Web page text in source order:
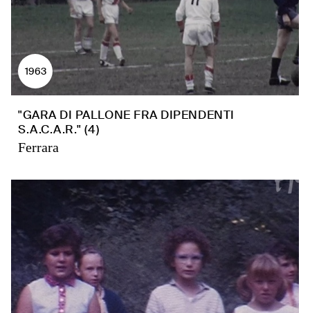
1963
"GARA DI PALLONE FRA DIPENDENTI
S.A.C.A.R." (4)
Ferrara